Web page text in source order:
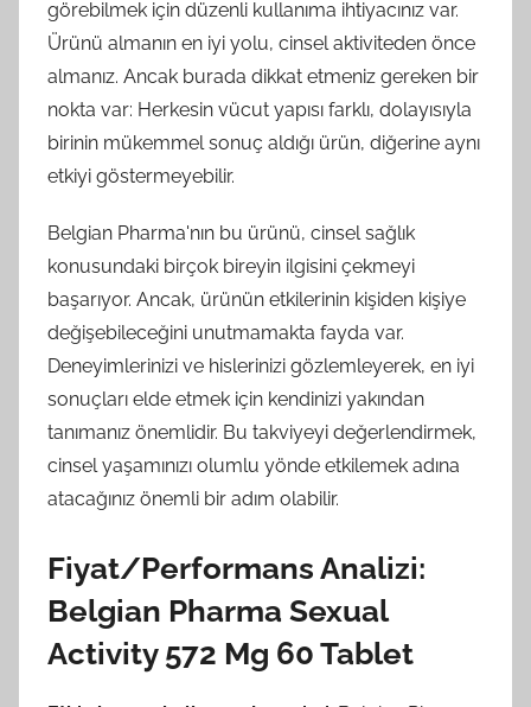
görebilmek için düzenli kullanıma ihtiyacınız var.
Ürünü almanın en iyi yolu, cinsel aktiviteden önce
almanız. Ancak burada dikkat etmeniz gereken bir
nokta var: Herkesin vücut yapısı farklı, dolayısıyla
birinin mükemmel sonuç aldığı ürün, diğerine aynı
etkiyi göstermeyebilir.
Belgian Pharma'nın bu ürünü, cinsel sağlık
konusundaki birçok bireyin ilgisini çekmeyi
başarıyor. Ancak, ürünün etkilerinin kişiden kişiye
değişebileceğini unutmamakta fayda var.
Deneyimlerinizi ve hislerinizi gözlemleyerek, en iyi
sonuçları elde etmek için kendinizi yakından
tanımanız önemlidir. Bu takviyeyi değerlendirmek,
cinsel yaşamınızı olumlu yönde etkilemek adına
atacağınız önemli bir adım olabilir.
Fiyat/Performans Analizi:
Belgian Pharma Sexual
Activity 572 Mg 60 Tablet